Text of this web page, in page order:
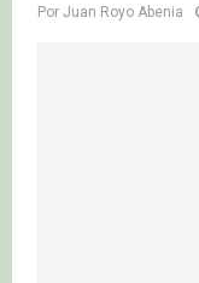
Por Juan Royo Abenia